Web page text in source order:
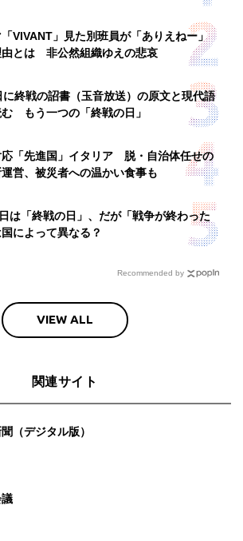
「VIVANT」見た別班員が「ありえねー」
由とは 非公然組織ゆえの悲哀
に終戦の詔書（玉音放送）の原文と現代語
もう一つの「終戦の日」
応「先進国」イタリア 脱・自治体任せの
営、被災者への温かい食事も
は「終戦の日」、だが「戦争が終わった
国によって異なる？
Recommended by
VIEW ALL
関連サイト
（デジタル版）